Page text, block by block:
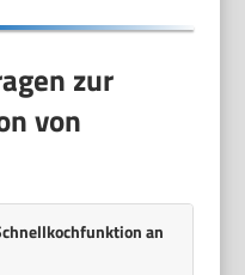
zur
von
an